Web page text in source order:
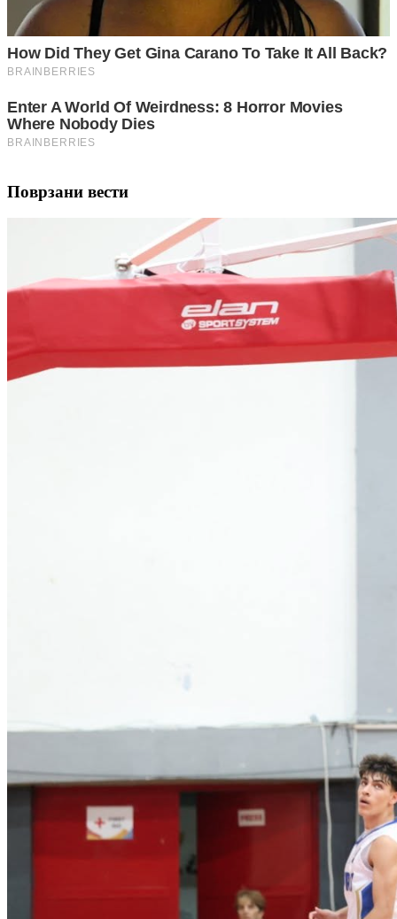
Поврзани вести